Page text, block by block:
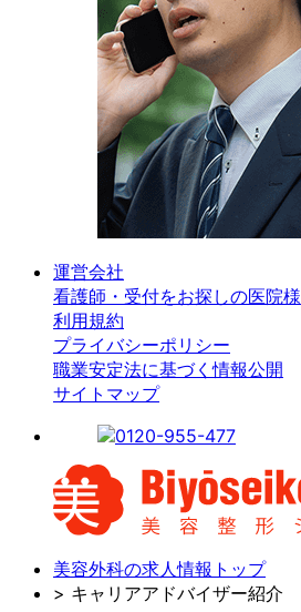
運営会社
看護師・受付をお探しの医院様
利用規約
プライバシーポリシー
職業安定法に基づく情報公開
サイトマップ
美容外科の求人情報トップ
> キャリアアドバイザー紹介